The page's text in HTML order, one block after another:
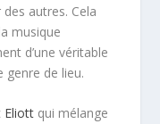
autres. Cela
musique
d’une véritable
de lieu.
Eliott qui mélange